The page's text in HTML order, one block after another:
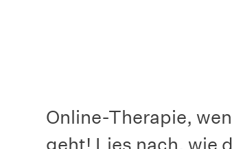
Online-Therapie,
geht! Lies nach, wie